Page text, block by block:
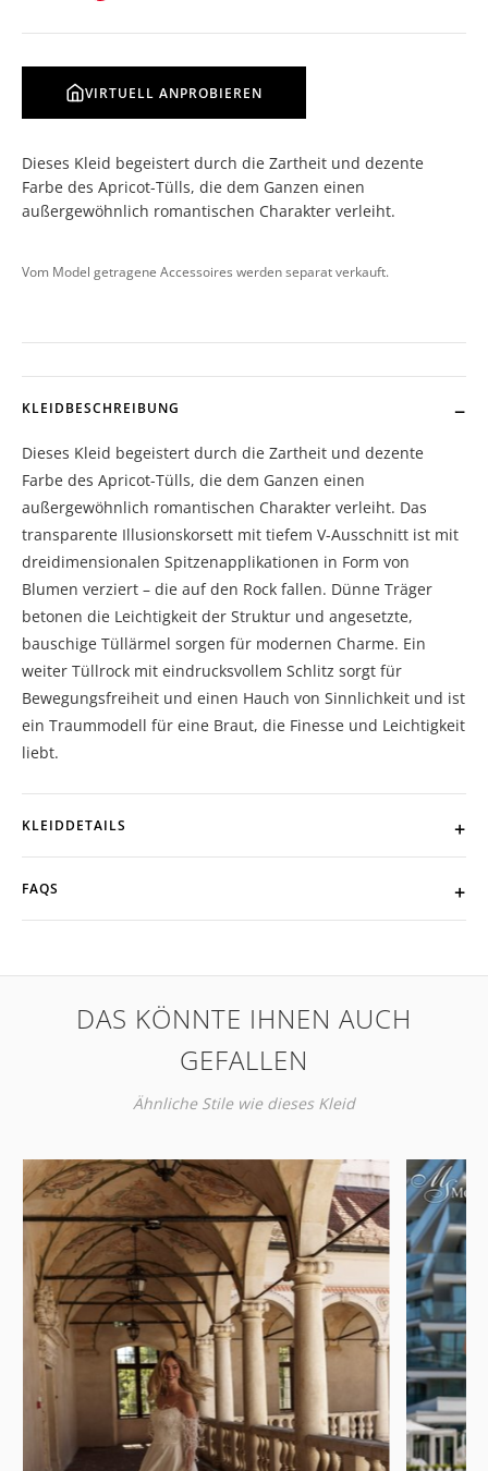
VIRTUELL ANPROBIEREN
Dieses Kleid begeistert durch die Zartheit und dezente
Farbe des Apricot-Tülls, die dem Ganzen einen
außergewöhnlich romantischen Charakter verleiht.
Vom Model getragene Accessoires werden separat verkauft.
KLEIDBESCHREIBUNG
Dieses Kleid begeistert durch die Zartheit und dezente
Farbe des Apricot-Tülls, die dem Ganzen einen
außergewöhnlich romantischen Charakter verleiht. Das
transparente Illusionskorsett mit tiefem V-Ausschnitt ist mit
dreidimensionalen Spitzenapplikationen in Form von
Blumen verziert – die auf den Rock fallen. Dünne Träger
betonen die Leichtigkeit der Struktur und angesetzte,
bauschige Tüllärmel sorgen für modernen Charme. Ein
weiter Tüllrock mit eindrucksvollem Schlitz sorgt für
Bewegungsfreiheit und einen Hauch von Sinnlichkeit und ist
ein Traummodell für eine Braut, die Finesse und Leichtigkeit
liebt.
KLEIDDETAILS
FAQS
DAS KÖNNTE IHNEN AUCH
GEFALLEN
Ähnliche Stile wie dieses Kleid